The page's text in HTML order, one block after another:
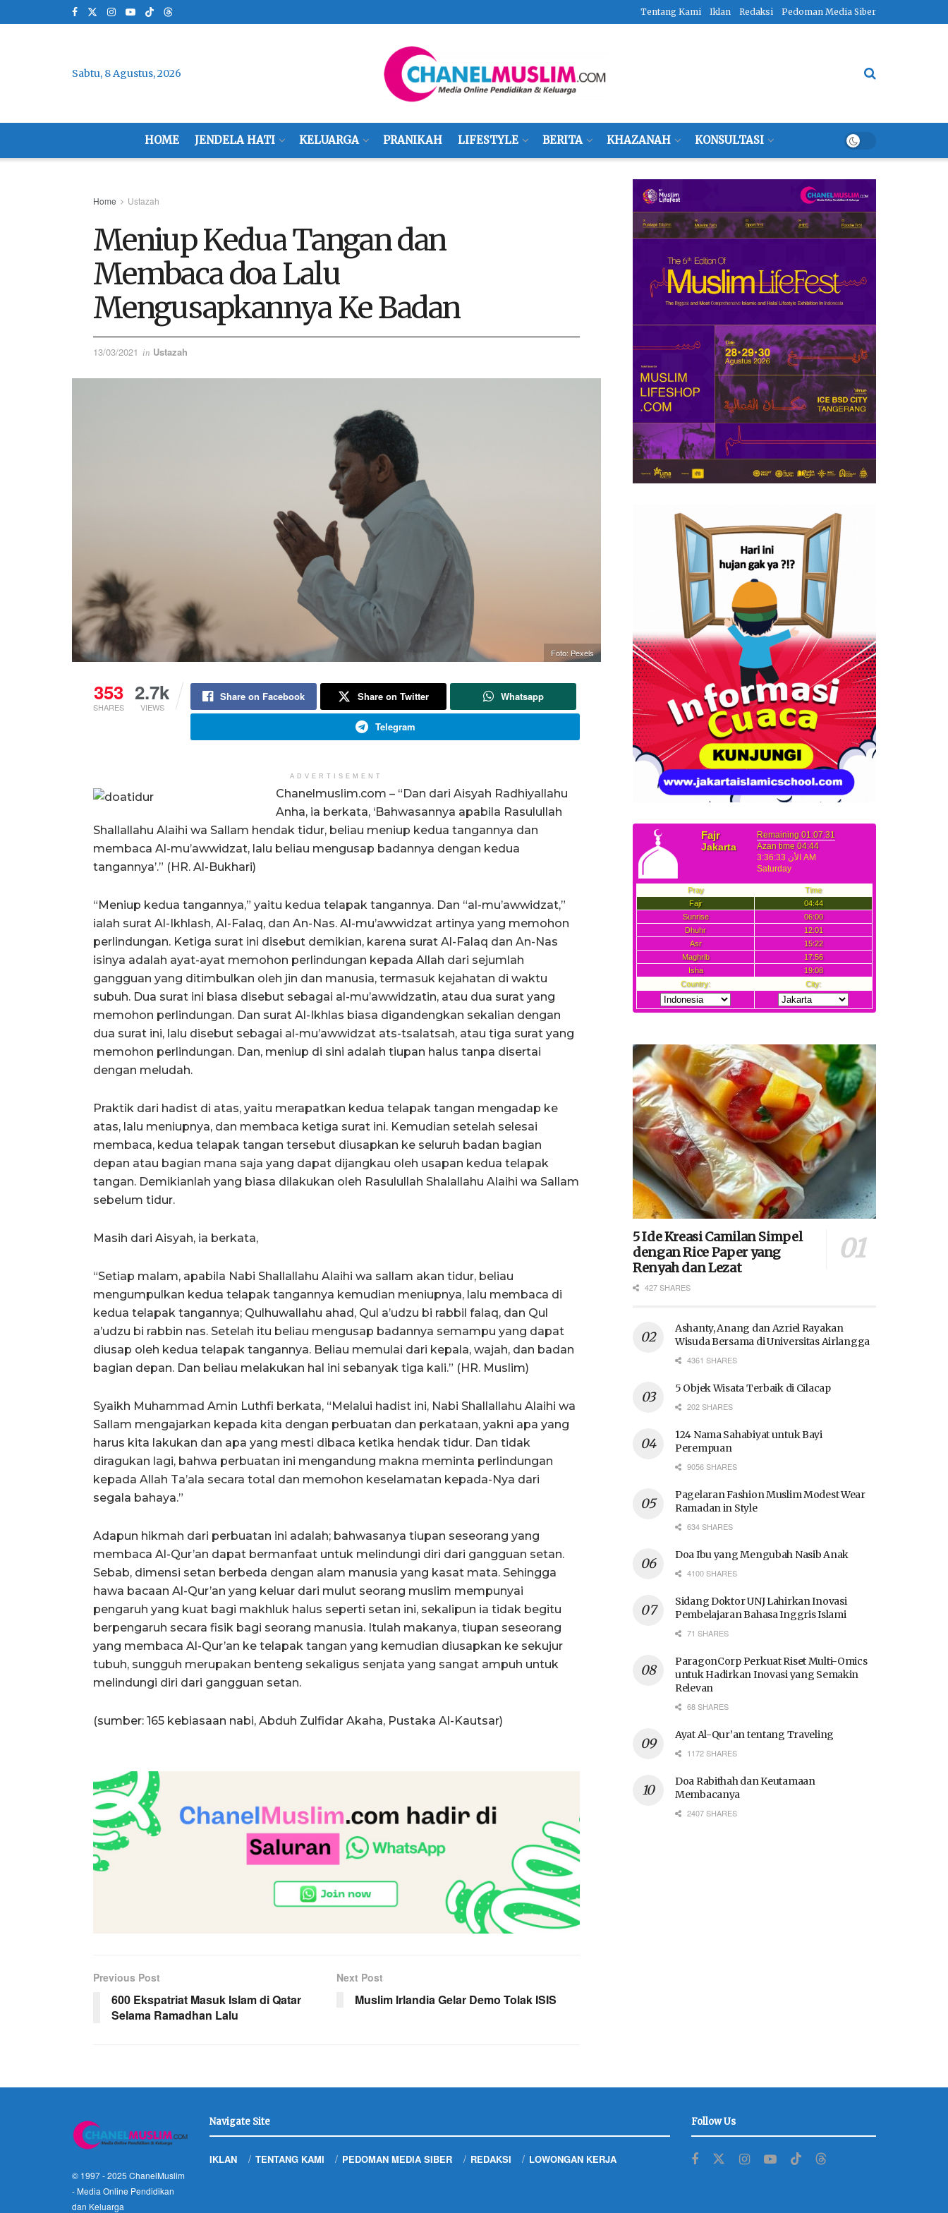
Tentang Kami Iklan Redaksi Pedoman Media Siber
Sabtu, 8 Agustus, 2026
HOME JENDELA HATI KELUARGA PRANIKAH LIFESTYLE BERITA KHAZANAH KONSULTASI
Home Ustazah
Meniup Kedua Tangan dan
Membaca doa Lalu
Mengusapkannya Ke Badan
13/03/2021 in Ustazah
Foto: Pexels
353
SHARES
2.7k
VIEWS
Share on Facebook Share on Twitter Whatsapp
Telegram
ADVERTISEMENT
Chanelmuslim.com – “Dan dari Aisyah Radhiyallahu
Anha, ia berkata, ‘Bahwasannya apabila Rasulullah
Shallallahu Alaihi wa Sallam hendak tidur, beliau meniup kedua tangannya dan
membaca Al-mu’awwidzat, lalu beliau mengusap badannya dengan kedua
tangannya’.” (HR. Al-Bukhari)
“Meniup kedua tangannya,” yaitu kedua telapak tangannya. Dan “al-mu’awwidzat,”
ialah surat Al-Ikhlash, Al-Falaq, dan An-Nas. Al-mu’awwidzat artinya yang memohon
perlindungan. Ketiga surat ini disebut demikian, karena surat Al-Falaq dan An-Nas
isinya adalah ayat-ayat memohon perlindungan kepada Allah dari sejumlah
gangguan yang ditimbulkan oleh jin dan manusia, termasuk kejahatan di waktu
subuh. Dua surat ini biasa disebut sebagai al-mu’awwidzatin, atau dua surat yang
memohon perlindungan. Dan surat Al-Ikhlas biasa digandengkan sekalian dengan
dua surat ini, lalu disebut sebagai al-mu’awwidzat ats-tsalatsah, atau tiga surat yang
memohon perlindungan. Dan, meniup di sini adalah tiupan halus tanpa disertai
dengan meludah.
Praktik dari hadist di atas, yaitu merapatkan kedua telapak tangan mengadap ke
atas, lalu meniupnya, dan membaca ketiga surat ini. Kemudian setelah selesai
membaca, kedua telapak tangan tersebut diusapkan ke seluruh badan bagian
depan atau bagian mana saja yang dapat dijangkau oleh usapan kedua telapak
tangan. Demikianlah yang biasa dilakukan oleh Rasulullah Shalallahu Alaihi wa Sallam
sebelum tidur.
Masih dari Aisyah, ia berkata,
“Setiap malam, apabila Nabi Shallallahu Alaihi wa sallam akan tidur, beliau
mengumpulkan kedua telapak tangannya kemudian meniupnya, lalu membaca di
kedua telapak tangannya; Qulhuwallahu ahad, Qul a’udzu bi rabbil falaq, dan Qul
a’udzu bi rabbin nas. Setelah itu beliau mengusap badannya semampu yang dapat
diusap oleh kedua telapak tangannya. Beliau memulai dari kepala, wajah, dan badan
bagian depan. Dan beliau melakukan hal ini sebanyak tiga kali.” (HR. Muslim)
Syaikh Muhammad Amin Luthfi berkata, “Melalui hadist ini, Nabi Shallallahu Alaihi wa
Sallam mengajarkan kepada kita dengan perbuatan dan perkataan, yakni apa yang
harus kita lakukan dan apa yang mesti dibaca ketika hendak tidur. Dan tidak
diragukan lagi, bahwa perbuatan ini mengandung makna meminta perlindungan
kepada Allah Ta’ala secara total dan memohon keselamatan kepada-Nya dari
segala bahaya.”
Adapun hikmah dari perbuatan ini adalah; bahwasanya tiupan seseorang yang
membaca Al-Qur’an dapat bermanfaat untuk melindungi diri dari gangguan setan.
Sebab, dimensi setan berbeda dengan alam manusia yang kasat mata. Sehingga
hawa bacaan Al-Qur’an yang keluar dari mulut seorang muslim mempunyai
pengaruh yang kuat bagi makhluk halus seperti setan ini, sekalipun ia tidak begitu
berpengaruh secara fisik bagi seorang manusia. Itulah makanya, tiupan seseorang
yang membaca Al-Qur’an ke telapak tangan yang kemudian diusapkan ke sekujur
tubuh, sungguh merupakan benteng sekaligus senjata yang sangat ampuh untuk
melindungi diri dari gangguan setan.
(sumber: 165 kebiasaan nabi, Abduh Zulfidar Akaha, Pustaka Al-Kautsar)
Previous Post
600 Ekspatriat Masuk Islam di Qatar
Selama Ramadhan Lalu
Next Post
Muslim Irlandia Gelar Demo Tolak ISIS
5 Ide Kreasi Camilan Simpel
dengan Rice Paper yang
Renyah dan Lezat
427 SHARES
Ashanty, Anang dan Azriel Rayakan
Wisuda Bersama di Universitas Airlangga
4361 SHARES
5 Objek Wisata Terbaik di Cilacap
202 SHARES
124 Nama Sahabiyat untuk Bayi
Perempuan
9056 SHARES
Pagelaran Fashion Muslim Modest Wear
Ramadan in Style
634 SHARES
Doa Ibu yang Mengubah Nasib Anak
4100 SHARES
Sidang Doktor UNJ Lahirkan Inovasi
Pembelajaran Bahasa Inggris Islami
71 SHARES
ParagonCorp Perkuat Riset Multi-Omics
untuk Hadirkan Inovasi yang Semakin
Relevan
68 SHARES
Ayat Al-Qur’an tentang Traveling
1172 SHARES
Doa Rabithah dan Keutamaan
Membacanya
2407 SHARES
© 1997 - 2025 ChanelMuslim
- Media Online Pendidikan
dan Keluarga
Navigate Site
IKLAN TENTANG KAMI PEDOMAN MEDIA SIBER REDAKSI LOWONGAN KERJA
Follow Us